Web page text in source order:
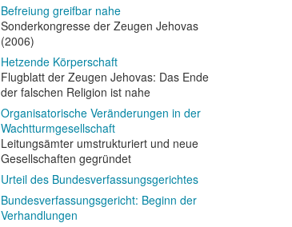
Befreiung greifbar nahe
Sonderkongresse der Zeugen Jehovas
(2006)
Hetzende Körperschaft
Flugblatt der Zeugen Jehovas: Das Ende
der falschen Religion ist nahe
Organisatorische Veränderungen in der
Wachtturmgesellschaft
Leitungsämter umstrukturiert und neue
Gesellschaften gegründet
Urteil des Bundesverfassungsgerichtes
Bundesverfassungsgericht: Beginn der
Verhandlungen